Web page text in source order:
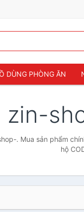
DÙNG PHÒNG ĂN
zin-
. Mua sản phẩm
hộ